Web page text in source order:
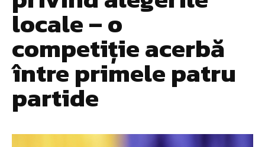
locale – o
competiție acerbă
între primele patru
partide